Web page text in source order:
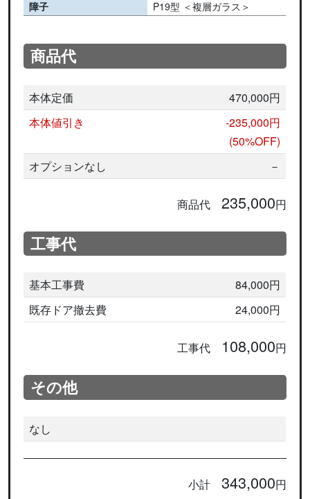
障子
P19型 ＜複層ガラス＞
商品代
本体定価
470,000円
本体値引き
-235,000円
(50%OFF)
オプションなし
－
商品代 235,000円
工事代
基本工事費
84,000円
既存ドア撤去費
24,000円
工事代 108,000円
その他
なし
小計 343,000円